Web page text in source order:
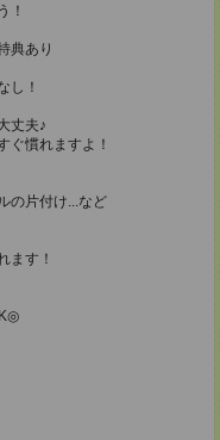
！
典あり
し！
丈夫♪
ぐ慣れますよ！
の片付け...など
ます！